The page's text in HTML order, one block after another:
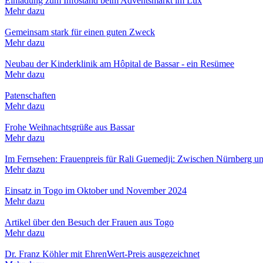
Mehr dazu
Gemeinsam stark für einen guten Zweck
Mehr dazu
Neubau der Kinderklinik am Hôpital de Bassar - ein Resümee
Mehr dazu
Patenschaften
Mehr dazu
Frohe Weihnachtsgrüße aus Bassar
Mehr dazu
Im Fernsehen: Frauenpreis für Rali Guemedji: Zwischen Nürnberg
Mehr dazu
Einsatz in Togo im Oktober und November 2024
Mehr dazu
Artikel über den Besuch der Frauen aus Togo
Mehr dazu
Dr. Franz Köhler mit EhrenWert-Preis ausgezeichnet